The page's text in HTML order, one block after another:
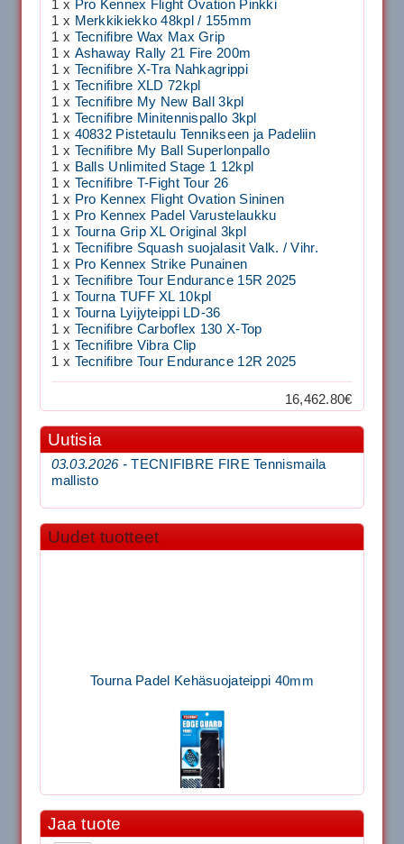
1 x Pro Kennex Flight Ovation Pinkki
1 x Merkkikiekko 48kpl / 155mm
1 x Tecnifibre Wax Max Grip
1 x Ashaway Rally 21 Fire 200m
1 x Tecnifibre X-Tra Nahkagrippi
1 x Tecnifibre XLD 72kpl
1 x Tecnifibre My New Ball 3kpl
1 x Tecnifibre Minitennispallo 3kpl
1 x 40832 Pistetaulu Tennikseen ja Padeliin
1 x Tecnifibre My Ball Superlonpallo
1 x Balls Unlimited Stage 1 12kpl
1 x Tecnifibre T-Fight Tour 26
1 x Pro Kennex Flight Ovation Sininen
1 x Pro Kennex Padel Varustelaukku
1 x Tourna Grip XL Original 3kpl
1 x Tecnifibre Squash suojalasit Valk. / Vihr.
1 x Pro Kennex Strike Punainen
1 x Tecnifibre Tour Endurance 15R 2025
1 x Tourna TUFF XL 10kpl
1 x Tourna Lyijyteippi LD-36
1 x Tecnifibre Carboflex 130 X-Top
1 x Tecnifibre Vibra Clip
1 x Tecnifibre Tour Endurance 12R 2025
16,462.80€
Uutisia
03.03.2026 -TECNIFIBRE FIRE Tennismaila
mallisto
Uudet tuotteet
Jaa tuote